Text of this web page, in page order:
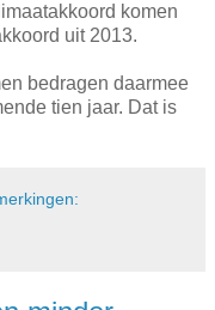
komen
uit 2013.
bedragen daarmee
tien jaar. Dat is